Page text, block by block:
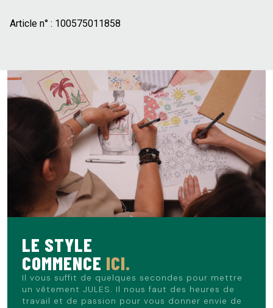
Article n° : 100575011858
LE STYLE
COMMENCE ICI.
Il vous suffit de quelques secondes pour mettre
un vêtement JULES. Il nous faut des heures de
travail et de passion pour vous donner envie de